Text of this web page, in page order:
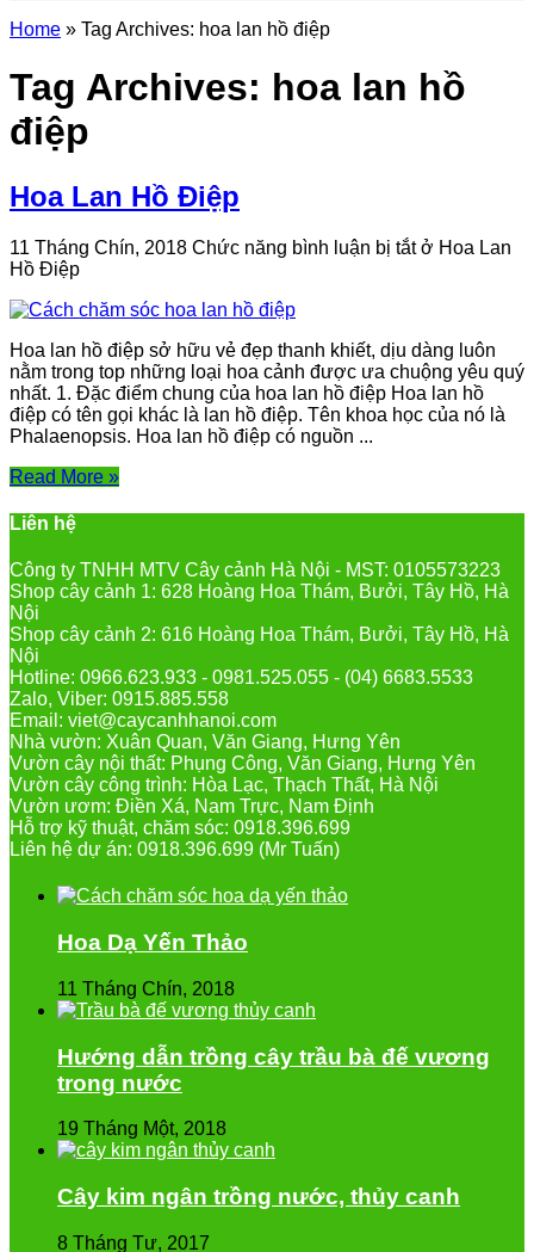
Home » Tag Archives: hoa lan hồ điệp
Tag Archives: hoa lan hồ
điệp
Hoa Lan Hồ Điệp
11 Tháng Chín, 2018 Chức năng bình luận bị tắtở Hoa Lan
Hồ Điệp
Hoa lan hồ điệp sở hữu vẻ đẹp thanh khiết, dịu dàng luôn
nằm trong top những loại hoa cảnh được ưa chuộng yêu quý
nhất. 1. Đặc điểm chung của hoa lan hồ điệp Hoa lan hồ
điệp có tên gọi khác là lan hồ điệp. Tên khoa học của nó là
Phalaenopsis. Hoa lan hồ điệp có nguồn ...
Read More »
Liên hệ
Công ty TNHH MTV Cây cảnh Hà Nội - MST: 0105573223
Shop cây cảnh 1: 628 Hoàng Hoa Thám, Bưởi, Tây Hồ, Hà
Nội
Shop cây cảnh 2: 616 Hoàng Hoa Thám, Bưởi, Tây Hồ, Hà
Nội
Hotline: 0966.623.933 - 0981.525.055 - (04) 6683.5533
Zalo, Viber: 0915.885.558
Email: viet@caycanhhanoi.com
Nhà vườn: Xuân Quan, Văn Giang, Hưng Yên
Vườn cây nội thất: Phụng Công, Văn Giang, Hưng Yên
Vườn cây công trình: Hòa Lạc, Thạch Thất, Hà Nội
Vườn ươm: Điền Xá, Nam Trực, Nam Định
Hỗ trợ kỹ thuật, chăm sóc: 0918.396.699
Liên hệ dự án: 0918.396.699 (Mr Tuấn)
Hoa Dạ Yến Thảo
11 Tháng Chín, 2018
Hướng dẫn trồng cây trầu bà đế vương
trong nước
19 Tháng Một, 2018
Cây kim ngân trồng nước, thủy canh
8 Tháng Tư, 2017